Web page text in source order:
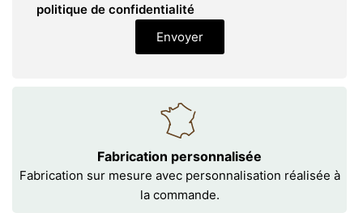
politique de confidentialité
Envoyer
Fabrication personnalisée
Fabrication sur mesure avec personnalisation réalisée à
la commande.